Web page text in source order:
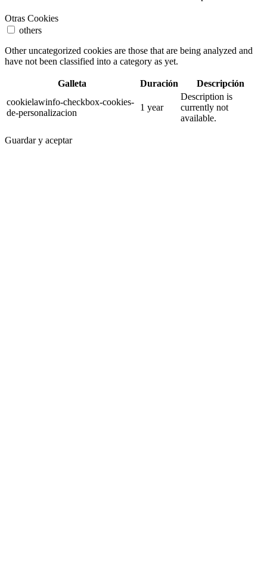
Otras Cookies
others
Other uncategorized cookies are those that are being analyzed and
have not been classified into a category as yet.
Galleta Duración
Descripción
cookielawinfo-checkbox-cookies-
de-personalizacion
1 year
Description is
currently not
available.
Guardar y aceptar